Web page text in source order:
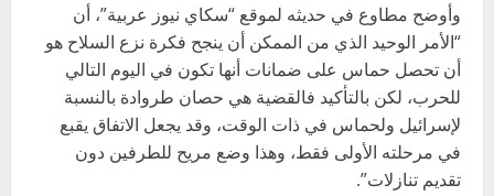
وأوضح مطاوع في حديثه لموقع “سكاي نيوز عربية”، أن
“الأمر الوحيد الذي من الممكن أن ينجح فكرة نزع السلاح هو
أن تحصل حماس على ضمانات أنها تكون في اليوم التالي
للحرب، لكن بالتأكيد فالقضية هي حصان طروادة بالنسبة
لإسرائيل ولحماس في ذات الوقت، وقد يجعل الاتفاق يقبع
في مرحلته الأولى فقط، وهذا وضع مريح للطرفين دون
تقديم تنازلات”.